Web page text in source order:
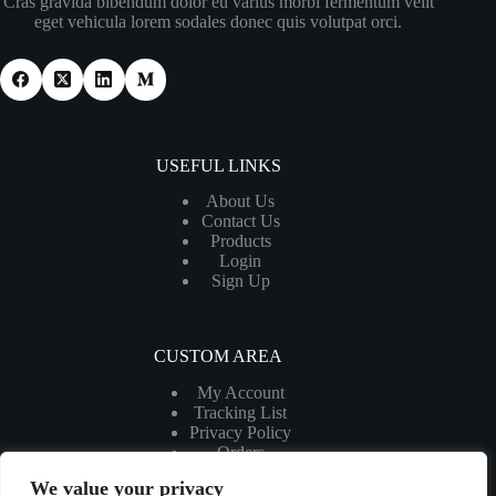
We value your privacy
eget vehicula lorem sodales donec quis volutpat orci.
USEFUL LINKS
About Us
Contact Us
Products
Login
Sign Up
CUSTOM AREA
My Account
Tracking List
Privacy Policy
Orders